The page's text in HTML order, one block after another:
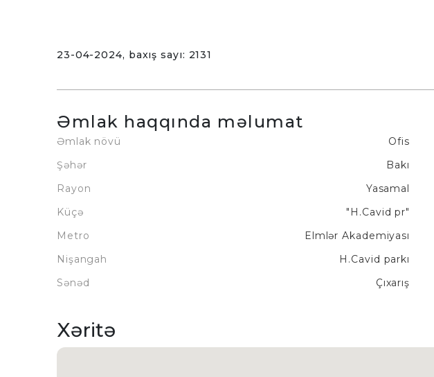
23-04-2024, baxış sayı: 2131
Əmlak haqqında məlumat
Əmlak növü
Ofis
Şəhər
Bakı
Rayon
Yasamal
Küçə
"H.Cavid pr"
Metro
Elmlər Akademiyası
Nişangah
H.Cavid parkı
Sənəd
Çıxarış
Xəritə